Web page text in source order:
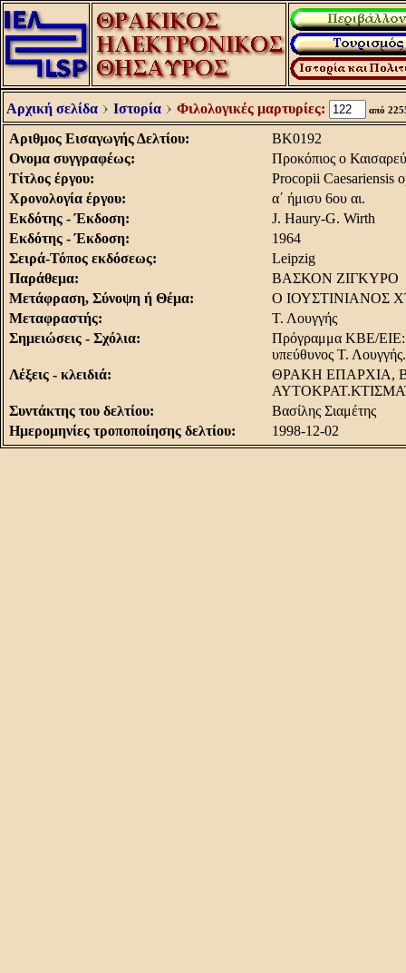
Αρχική σελίδα Ιστορία Φιλολογικές μαρτυρίες: από
Aριθμος Eισαγωγής Δελτίου:
BK0192
Oνομα συγγραφέως:
Προκόπιος ο
Τίτλος έργου:
Procopii Caesariensis
Χρονολογία έργου:
α΄ ήμισυ 6ου αι.
Εκδότης - Έκδοση:
J. Haury-G. Wirth
Εκδότης - Έκδοση:
1964
Σειρά-Τόπος εκδόσεως:
Leipzig
Παράθεμα:
ΒΑΣΚΟΝ ΖΙΓΚΥΡΟ
Μετάφραση, Σύνοψη ή Θέμα:
Ο ΙΟΥΣΤΙΝΙΑΝΟΣ
Μεταφραστής:
Τ. Λουγγής
Σημειώσεις - Σχόλια:
Πρόγραμμα ΚΒΕ/ΕΙΕ:
υπεύθυνος Τ. Λουγγής.
Λέξεις - κλειδιά:
ΘΡΑΚΗ ΕΠΑΡΧΙΑ,
Συντάκτης του δελτίου:
Βασίλης Σιαμέτης
Ημερομηνίες τροποποίησης δελτίου:
1998-12-02